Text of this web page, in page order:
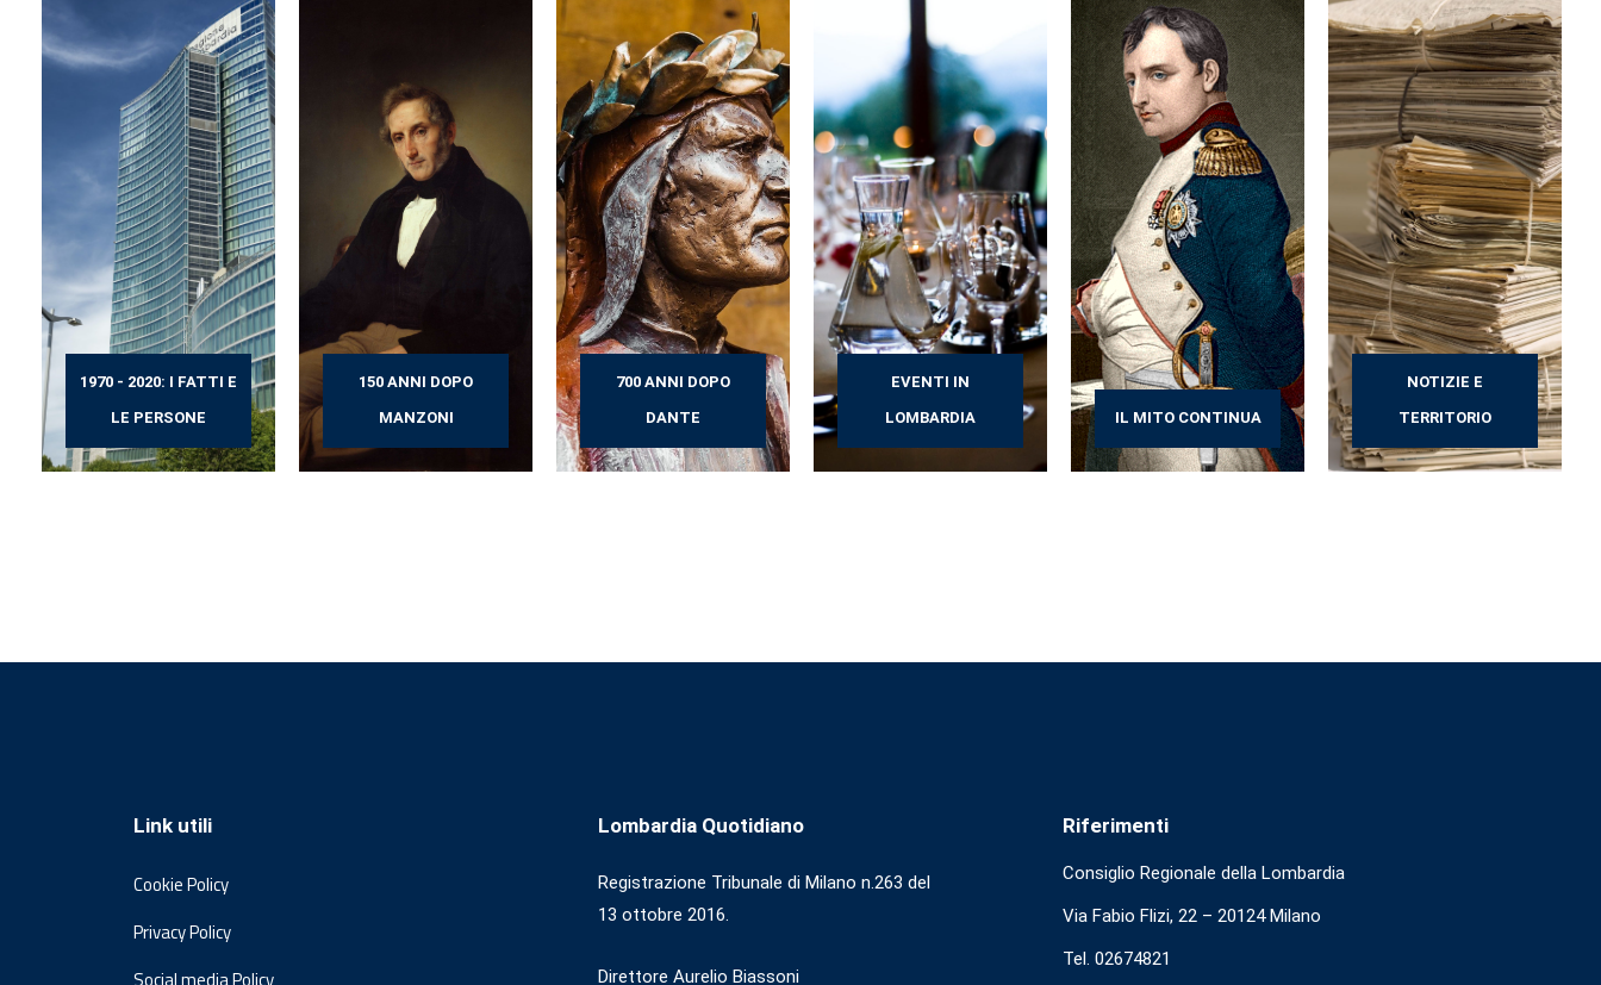
1970 - 2020: I FATTI E
LE PERSONE
150 ANNI DOPO
MANZONI
700 ANNI DOPO
DANTE
EVENTI IN
LOMBARDIA
IL MITO CONTINUA
NOTIZIE E
TERRITORIO
Link utili
Cookie Policy
Privacy Policy
Lombardia Quotidiano
Registrazione Tribunale di Milano n.263 del
13 ottobre 2016.
Direttore Aurelio Biassoni
Riferimenti
Consiglio Regionale della Lombardia
Via Fabio Flizi, 22 – 20124 Milano
Tel. 02674821